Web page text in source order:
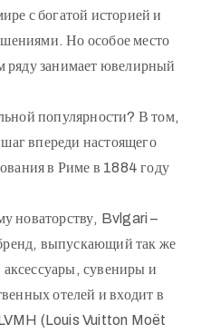
с богатой историей и
Но особое место
ряду занимает ювелирный
популярности? В том,
шаг впереди настоящего
в Риме в 1884 году
новаторству, Bvlgari –
выпускающий так же
сувениры и
отелей и входит в
(Louis Vuitton Moët